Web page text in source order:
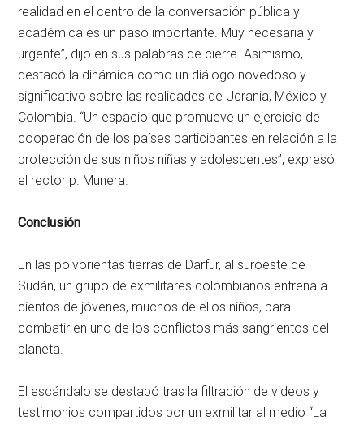
realidad en el centro de la conversación pública y
académica es un paso importante. Muy necesaria y
urgente”, dijo en sus palabras de cierre. Asimismo,
destacó la dinámica como un diálogo novedoso y
significativo sobre las realidades de Ucrania, México y
Colombia. “Un espacio que promueve un ejercicio de
cooperación de los países participantes en relación a la
protección de sus niños niñas y adolescentes”, expresó
el rector p. Munera.
Conclusión
En las polvorientas tierras de Darfur, al suroeste de
Sudán, un grupo de exmilitares colombianos entrena a
cientos de jóvenes, muchos de ellos niños, para
combatir en uno de los conflictos más sangrientos del
planeta.
El escándalo se destapó tras la filtración de videos y
testimonios compartidos por un exmilitar al medio “La